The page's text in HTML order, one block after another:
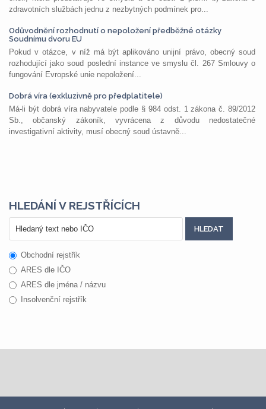
zdravotních službách jednu z nezbytných podmínek pro...
Odůvodnění rozhodnutí o nepoložení předběžné otázky
Soudnímu dvoru EU
Pokud v otázce, v níž má být aplikováno unijní právo, obecný soud
rozhodující jako soud poslední instance ve smyslu čl. 267 Smlouvy o
fungování Evropské unie nepoložení...
Dobrá víra (exkluzivně pro předplatitele)
Má-li být dobrá víra nabyvatele podle § 984 odst. 1 zákona č. 89/2012
Sb., občanský zákoník, vyvrácena z důvodu nedostatečné
investigativní aktivity, musí obecný soud ústavně...
HLEDÁNÍ V REJSTŘÍCÍCH
Obchodní rejstřík
ARES dle IČO
ARES dle jména / názvu
Insolvenční rejstřík